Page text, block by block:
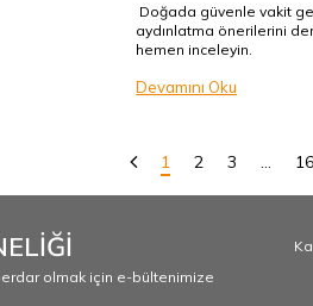
Doğada güvenle vakit
aydınlatma önerilerini
hemen inceleyin.
Devamını Oku
1 2 3 … 16
olmak için e-bültenimize